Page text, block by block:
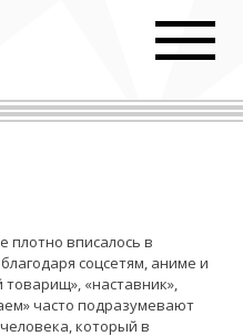
плотно вписалось в
соцсетям, аниме и
«наставник»,
часто подразумевают
который в